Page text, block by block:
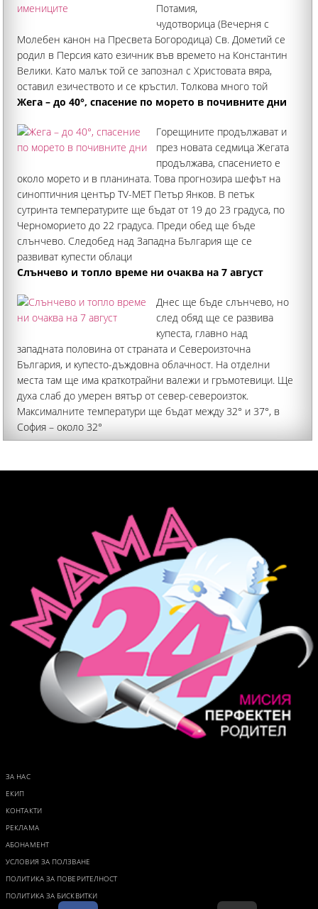
Потамия,
чудотворица (Вечерня с
Молебен канон на Пресвета Богородица) Св. Дометий се
родил в Персия като езичник във времето на Константин
Велики. Като малък той се запознал с Христовата вяра,
оставил езичеството и се кръстил. Толкова много той
обикнал истинската вяра
Жега – до 40°, спасение по морето в почивните дни
Горещините продължават и
през новата седмица Жегата
продължава, спасението е
около морето и в планината. Това прогнозира шефът на
синоптичния център TV-MET Петър Янков. В петък
сутринта температурите ще бъдат от 19 до 23 градуса, по
Черноморието до 22 градуса. Преди обед ще бъде
слънчево. Следобед над Западна България ще се
развиват купести облаци
Слънчево и топло време ни очаква на 7 август
Днес ще бъде слънчево, но
след обяд ще се развива
купеста, главно над
западната половина от страната и Североизточна
България, и купесто-дъждовна облачност. На отделни
места там ще има краткотрайни валежи и гръмотевици. Ще
духа слаб до умерен вятър от север-североизток.
Максималните температури ще бъдат между 32° и 37°, в
София – около 32°
ЗА НАС
ЕКИП
КОНТАКТИ
РЕКЛАМА
АБОНАМЕНТ
УСЛОВИЯ ЗА ПОЛЗВАНЕ
ПОЛИТИКА ЗА ПОВЕРИТЕЛНОСТ
ПОЛИТИКА ЗА БИСКВИТКИ